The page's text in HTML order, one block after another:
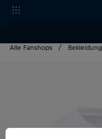
Alle Fanshops Bekleidung